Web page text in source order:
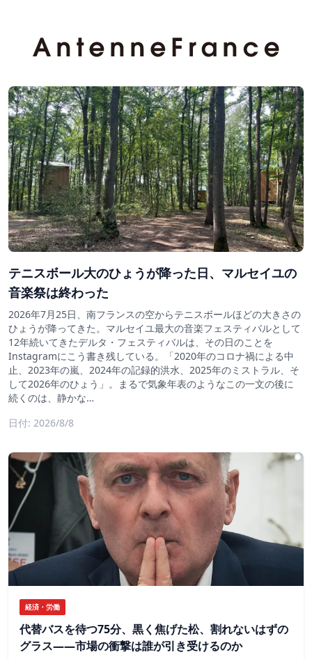
テニスボール大のひょうが降った日、マルセイユの
音楽祭は終わった
2026年7月25日、南フランスの空からテニスボールほどの大きさの
ひょうが降ってきた。マルセイユ最大の音楽フェスティバルとして
12年続いてきたデルタ・フェスティバルは、その日のことを
Instagramにこう書き残している。「2020年のコロナ禍による中
止、2023年の嵐、2024年の記録的洪水、2025年のミストラル、そ
して2026年のひょう」。まるで気象年表のようなこの一文の後に
続くのは、静かな…
日付: 2026/8/8
経済・労働
代替バスを待つ75分、黒く焦げた松、割れないはずの
グラス——市場の衝撃は誰が引き受けるのか